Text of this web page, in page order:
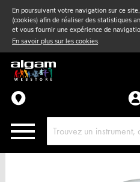
En poursuivant votre navigation sur ce
(cookies) afin de réaliser des statistiques
et vous fournir une expérience de
En savoir plus sur les cookies.
Vent& Violon
Accessoires
Pièces détachées